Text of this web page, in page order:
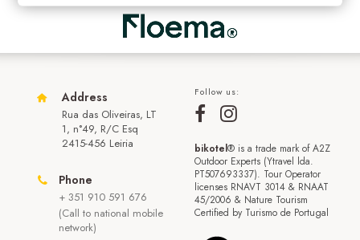
Address
Rua das Oliveiras, LT
1, n°49, R/C Esq
2415-456 Leiria
Phone
+ 351 910 591 676
(Call to national mobile
network)
Follow us:
bikotel® is a trade mark of A2Z
Outdoor Experts (Ytravel lda.
PT507693337). Tour Operator
licenses RNAVT 3014 & RNAAT
45/2006 & Nature Tourism
Certified by Turismo de Portugal